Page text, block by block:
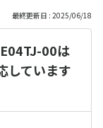
最終更新日 : 2025/06/18
00は
しています